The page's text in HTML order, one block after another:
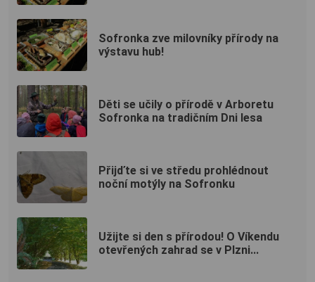
Sofronka zve milovníky přírody na
výstavu hub!
Děti se učily o přírodě v Arboretu
Sofronka na tradičním Dni lesa
Přijďte si ve středu prohlédnout
noční motýly na Sofronku
Užijte si den s přírodou! O Víkendu
otevřených zahrad se v Plzni...